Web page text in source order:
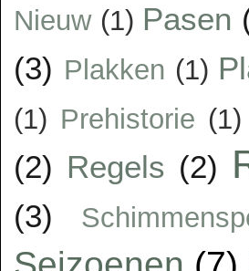
Nieuw (1) Pasen
(3) Plakken (1)
(1) Prehistorie (1)
(2) Regels (2)
(3)